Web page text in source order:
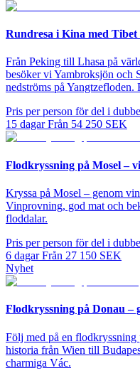
Rundresa i Kina med Tibet
Från Peking till Lhasa på
besöker vi Yambroksjön och
nedströms på Yangtzefloden.
Pris per person för del i
15 dagar Från 54 250 SEK
Flodkryssning på Mosel –
Kryssa på Mosel – genom
Vinprovning, god mat och
floddalar.
Pris per person för del i
6 dagar Från 27 150 SEK
Nyhet
Flodkryssning på Donau –
Följ med på en
historia från Wien till
charmiga Vác.